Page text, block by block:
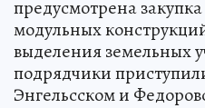
предусмотрена
модульных
выделения земельных
подрядчики
Энгельсском и